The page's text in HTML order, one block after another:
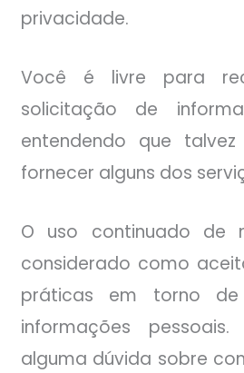
privacidade.
Você é livre para
solicitação de
entendendo que
fornecer alguns dos
O uso continuado de
considerado como
práticas em torno
informações
alguma dúvida sobre